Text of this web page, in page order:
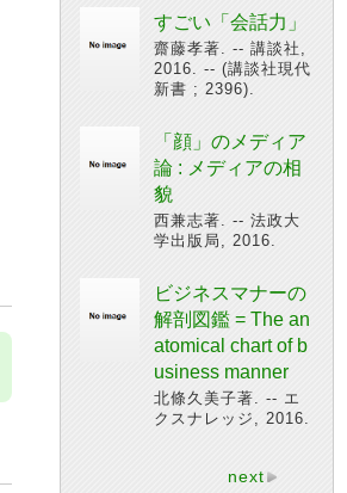
すごい「会話力」
齋藤孝著. -- 講談社,
2016. -- (講談社現代
新書 ; 2396).
「顔」のメディア
論 : メディアの相
貌
西兼志著. -- 法政大
学出版局, 2016.
ビジネスマナーの
解剖図鑑 = The an
atomical chart of b
usiness manner
北條久美子著. -- エ
クスナレッジ, 2016.
next